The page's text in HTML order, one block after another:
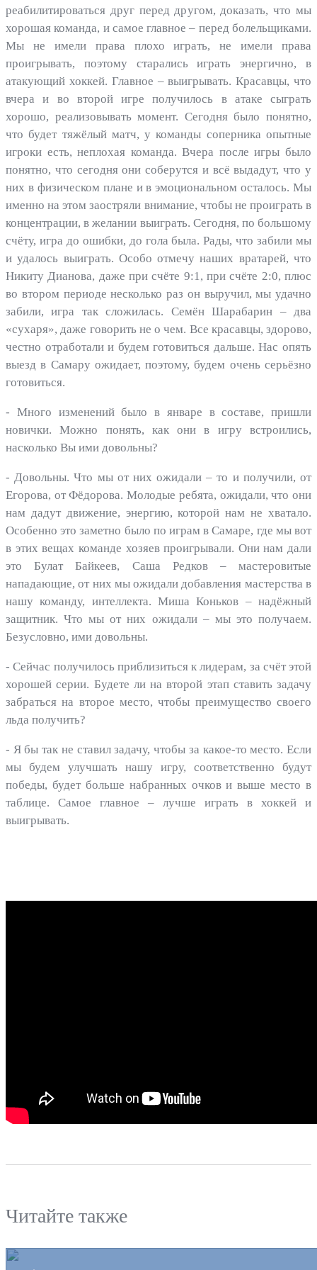
реабилитироваться друг перед другом, доказать, что мы
хорошая команда, и самое главное – перед болельщиками.
Мы не имели права плохо играть, не имели права
проигрывать, поэтому старались играть энергично, в
атакующий хоккей. Главное – выигрывать. Красавцы, что
вчера и во второй игре получилось в атаке сыграть
хорошо, реализовывать момент. Сегодня было понятно,
что будет тяжёлый матч, у команды соперника опытные
игроки есть, неплохая команда. Вчера после игры было
понятно, что сегодня они соберутся и всё выдадут, что у
них в физическом плане и в эмоциональном осталось. Мы
именно на этом заостряли внимание, чтобы не проиграть в
концентрации, в желании выиграть. Сегодня, по большому
счёту, игра до ошибки, до гола была. Рады, что забили мы
и удалось выиграть. Особо отмечу наших вратарей, что
Никиту Дианова, даже при счёте 9:1, при счёте 2:0, плюс
во втором периоде несколько раз он выручил, мы удачно
забили, игра так сложилась. Семён Шарабарин – два
«сухаря», даже говорить не о чем. Все красавцы, здорово,
честно отработали и будем готовиться дальше. Нас опять
выезд в Самару ожидает, поэтому, будем очень серьёзно
готовиться.
- Много изменений было в январе в составе, пришли
новички. Можно понять, как они в игру встроились,
насколько Вы ими довольны?
- Довольны. Что мы от них ожидали – то и получили, от
Егорова, от Фёдорова. Молодые ребята, ожидали, что они
нам дадут движение, энергию, которой нам не хватало.
Особенно это заметно было по играм в Самаре, где мы вот
в этих вещах команде хозяев проигрывали. Они нам дали
это Булат Байкеев, Саша Редков – мастеровитые
нападающие, от них мы ожидали добавления мастерства в
нашу команду, интеллекта. Миша Коньков – надёжный
защитник. Что мы от них ожидали – мы это получаем.
Безусловно, ими довольны.
- Сейчас получилось приблизиться к лидерам, за счёт этой
хорошей серии. Будете ли на второй этап ставить задачу
забраться на второе место, чтобы преимущество своего
льда получить?
- Я бы так не ставил задачу, чтобы за какое-то место. Если
мы будем улучшать нашу игру, соответственно будут
победы, будет больше набранных очков и выше место в
таблице. Самое главное – лучше играть в хоккей и
выигрывать.
Читайте также